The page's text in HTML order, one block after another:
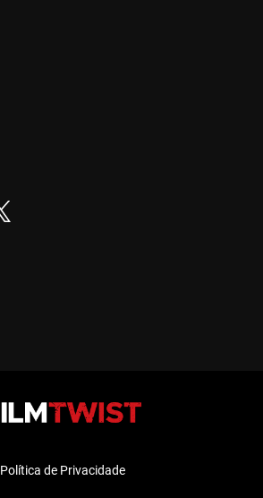
Política de Privacidade